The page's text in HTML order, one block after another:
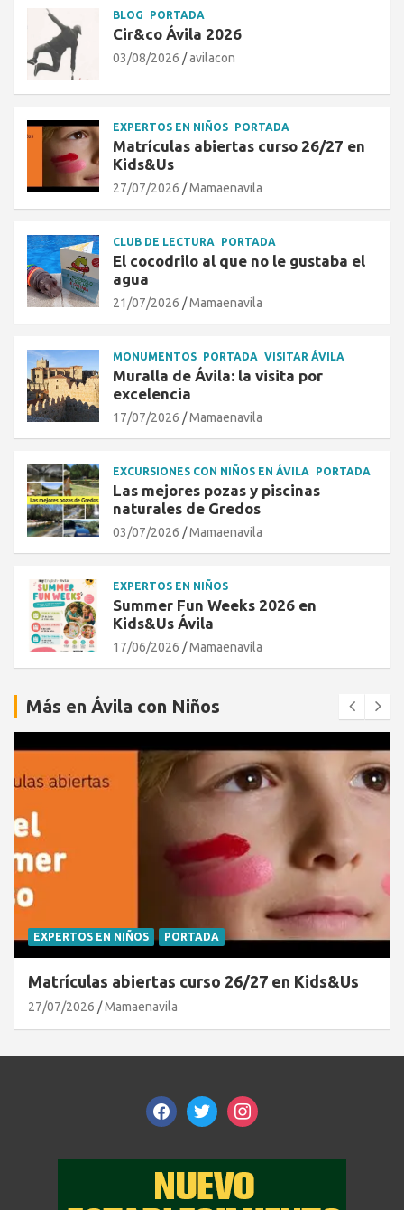
BLOG PORTADA
Cir&co Ávila 2026
03/08/2026 avilacon
EXPERTOS EN NIÑOS PORTADA
Matrículas abiertas curso 26/27 en
Kids&Us
27/07/2026 Mamaenavila
CLUB DE LECTURA PORTADA
El cocodrilo al que no le gustaba el
agua
21/07/2026 Mamaenavila
MONUMENTOS PORTADA VISITAR ÁVILA
Muralla de Ávila: la visita por
excelencia
17/07/2026 Mamaenavila
EXCURSIONES CON NIÑOS EN ÁVILA PORTADA
Las mejores pozas y piscinas
naturales de Gredos
03/07/2026 Mamaenavila
EXPERTOS EN NIÑOS
Summer Fun Weeks 2026 en
Kids&Us Ávila
17/06/2026 Mamaenavila
Más en Ávila con Niños
EXPERTOS EN NIÑOS PORTADA
Matrículas abiertas curso 26/27 en Kids&Us
27/07/2026 Mamaenavila
facebooktwitterinstagram